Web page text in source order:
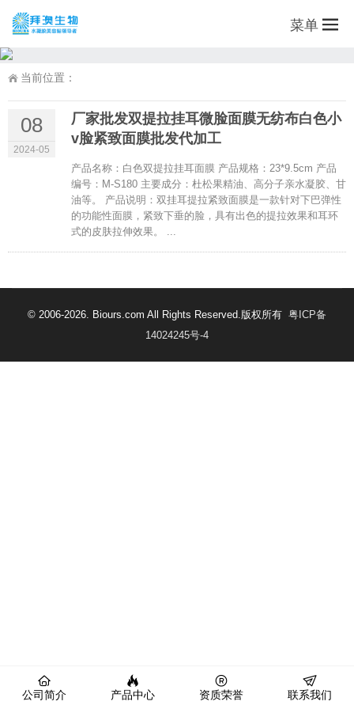
菜单
当前位置：
08
2024-05
厂家批发双提拉挂耳微脸面膜无纺布白色小
v脸紧致面膜批发代加工
产品名称：白色双提拉挂耳面膜 产品规格：23*9.5cm 产品
编号：M-S180 主要成分：杜松果精油、高分子亲水凝胶、甘
油等。 产品说明：双挂耳提拉紧致面膜是一款针对下巴弹性
的功能性面膜，紧致下垂的脸，具有出色的提拉效果和耳环
式的皮肤拉伸效果。 ...
© 2006-2026. Biours.com All Rights Reserved.版权所有 粤ICP备
14024245号-4
公司简介 产品中心 资质荣誉 联系我们